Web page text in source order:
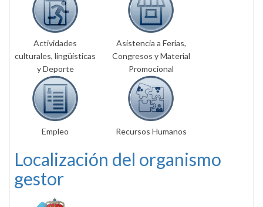
Actividades
culturales, lingüísticas
y Deporte
Asistencia a Ferias,
Congresos y Material
Promocional
Empleo Recursos Humanos
Localización del organismo
gestor